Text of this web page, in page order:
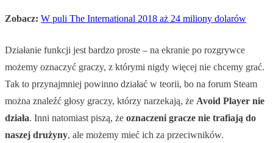
Zobacz: W puli The International 2018 aż 24 miliony dolarów
Działanie funkcji jest bardzo proste – na ekranie po rozgrywce
możemy oznaczyć graczy, z którymi nigdy więcej nie chcemy grać.
Tak to przynajmniej powinno działać w teorii, bo na forum Steam
można znaleźć głosy graczy, którzy narzekają, że Avoid Player nie
działa. Inni natomiast piszą, że oznaczeni gracze nie trafiają do
naszej drużyny, ale możemy mieć ich za przeciwników.